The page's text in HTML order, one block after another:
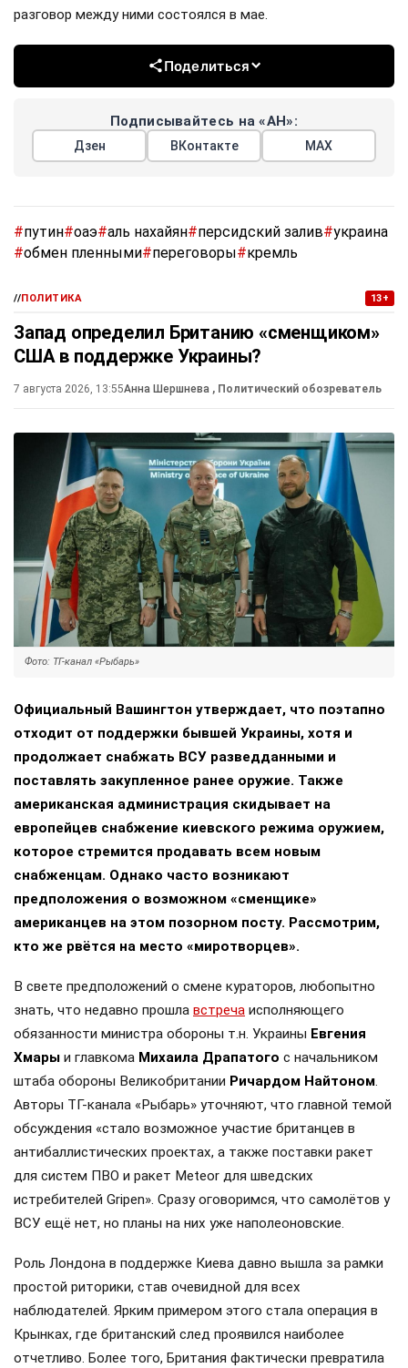
разговор между ними состоялся в мае.
Поделиться
Подписывайтесь на «АН»:
Дзен ВКонтакте МАХ
#путин#оаэ#аль нахайян#персидский залив#украина
#обмен пленными#переговоры#кремль
//ПОЛИТИКА 13+
Запад определил Британию «сменщиком»
США в поддержке Украины?
7 августа 2026, 13:55Анна Шершнева , Политический обозреватель
Фото: ТГ-канал «Рыбарь»
Официальный Вашингтон утверждает, что поэтапно
отходит от поддержки бывшей Украины, хотя и
продолжает снабжать ВСУ разведданными и
поставлять закупленное ранее оружие. Также
американская администрация скидывает на
европейцев снабжение киевского режима оружием,
которое стремится продавать всем новым
снабженцам. Однако часто возникают
предположения о возможном «сменщике»
американцев на этом позорном посту. Рассмотрим,
кто же рвётся на место «миротворцев».
В свете предположений о смене кураторов, любопытно
знать, что недавно прошла встреча исполняющего
обязанности министра обороны т.н. Украины Евгения
Хмары и главкома Михаила Драпатого с начальником
штаба обороны Великобритании Ричардом Найтоном.
Авторы ТГ-канала «Рыбарь» уточняют, что главной темой
обсуждения «стало возможное участие британцев в
антибаллистических проектах, а также поставки ракет
для систем ПВО и ракет Meteor для шведских
истребителей Gripen». Сразу оговоримся, что самолётов у
ВСУ ещё нет, но планы на них уже наполеоновские.
Роль Лондона в поддержке Киева давно вышла за рамки
простой риторики, став очевидной для всех
наблюдателей. Ярким примером этого стала операция в
Крынках, где британский след проявился наиболее
отчетливо. Более того, Британия фактически превратила